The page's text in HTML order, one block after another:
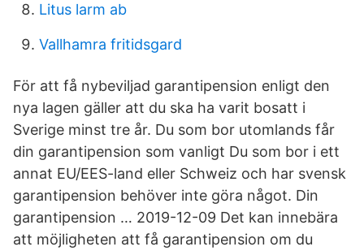
Litus larm ab
Vallhamra fritidsgard
För att få nybeviljad garantipension enligt den
nya lagen gäller att du ska ha varit bosatt i
Sverige minst tre år. Du som bor utomlands får
din garantipension som vanligt Du som bor i ett
annat EU/EES-land eller Schweiz och har svensk
garantipension behöver inte göra något. Din
garantipension … 2019-12-09 Det kan innebära
att möjligheten att få garantipension om du